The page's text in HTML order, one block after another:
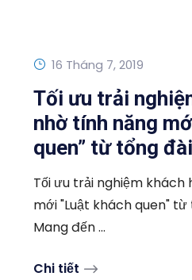
16 Tháng 7, 2019
Tối ưu trải
nhờ tính năng
quen” từ tổng
Tối ưu trải nghiệm
mới "Luật khách quen" từ
Mang đến ...
Chi tiết